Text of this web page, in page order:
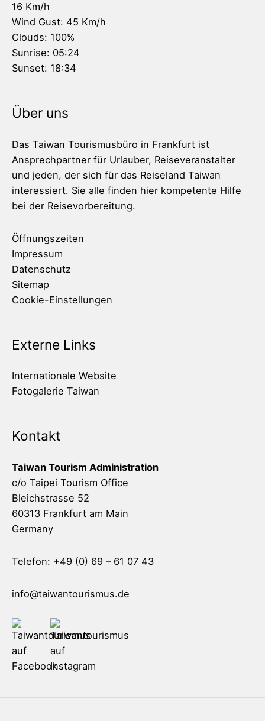
16 Km/h
Wind Gust: 45 Km/h
Clouds: 100%
Sunrise: 05:24
Sunset: 18:34
Über uns
Das Taiwan Tourismusbüro in Frankfurt ist
Ansprechpartner für Urlauber, Reiseveranstalter
und jeden, der sich für das Reiseland Taiwan
interessiert. Sie alle finden hier kompetente Hilfe
bei der Reisevorbereitung.
Öffnungszeiten
Impressum
Datenschutz
Sitemap
Cookie-Einstellungen
Externe Links
Internationale Website
Fotogalerie Taiwan
Kontakt
Taiwan Tourism Administration
c/o Taipei Tourism Office
Bleichstrasse 52
60313 Frankfurt am Main
Germany
Telefon: +49 (0) 69 – 61 07 43
info@taiwantourismus.de